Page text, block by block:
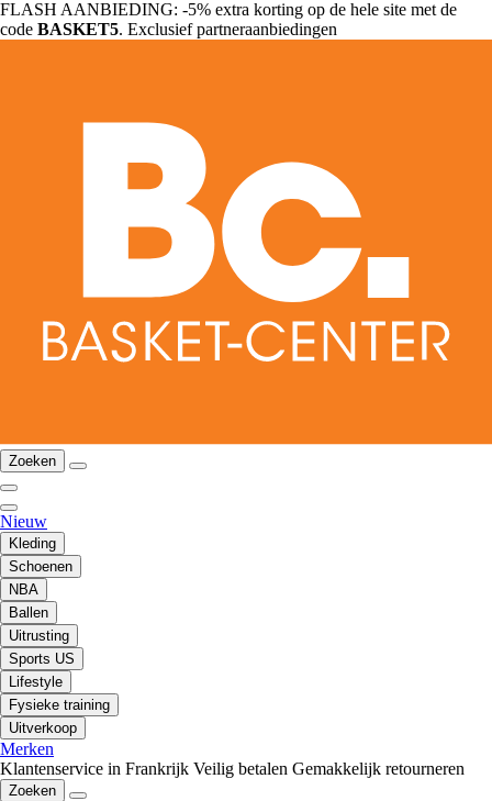
FLASH AANBIEDING: -5% extra korting op de hele site met de
code BASKET5. Exclusief partneraanbiedingen
Zoeken
Nieuw
Kleding
Schoenen
NBA
Ballen
Uitrusting
Sports US
Lifestyle
Fysieke training
Uitverkoop
Merken
Klantenservice in Frankrijk Veilig betalen Gemakkelijk retourneren
Zoeken